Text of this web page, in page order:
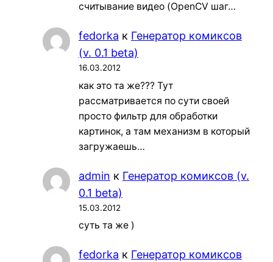
считывание видео (OpenCV шаг…
fedorka к Генератор комиксов
(v. 0.1 beta)
16.03.2012
как это та же??? Тут
рассматривается по сути своей
просто фильтр для обработки
картинок, а там механизм в который
загружаешь…
admin к Генератор комиксов (v.
0.1 beta)
15.03.2012
суть та же )
fedorka к Генератор комиксов